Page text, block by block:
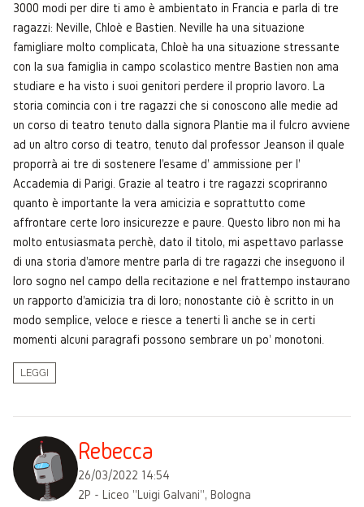
3000 modi per dire ti amo è ambientato in Francia e parla di tre
ragazzi: Neville, Chloè e Bastien. Neville ha una situazione
famigliare molto complicata, Chloè ha una situazione stressante
con la sua famiglia in campo scolastico mentre Bastien non ama
studiare e ha visto i suoi genitori perdere il proprio lavoro. La
storia comincia con i tre ragazzi che si conoscono alle medie ad
un corso di teatro tenuto dalla signora Plantie ma il fulcro avviene
ad un altro corso di teatro, tenuto dal professor Jeanson il quale
proporrà ai tre di sostenere l'esame d' ammissione per l'
Accademia di Parigi. Grazie al teatro i tre ragazzi scopriranno
quanto è importante la vera amicizia e soprattutto come
affrontare certe loro insicurezze e paure. Questo libro non mi ha
molto entusiasmata perchè, dato il titolo, mi aspettavo parlasse
di una storia d'amore mentre parla di tre ragazzi che inseguono il
loro sogno nel campo della recitazione e nel frattempo instaurano
un rapporto d'amicizia tra di loro; nonostante ciò è scritto in un
modo semplice, veloce e riesce a tenerti lì anche se in certi
momenti alcuni paragrafi possono sembrare un po' monotoni.
LEGGI
Rebecca
26/03/2022 14:54
2P - Liceo "Luigi Galvani", Bologna